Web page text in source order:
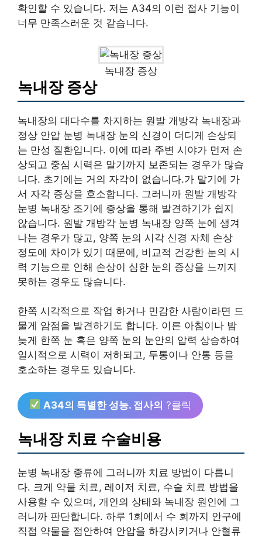
확인할 수 있습니다. 저는 A34의 이런 접사 기능이
너무 만족스러운 것 같습니다.
녹내장 증상
녹내장 증상
녹내장의 대다수를 차지하는 원발 개방각 녹내장과
정상 안압 눈병 녹내장 눈의 신경이 더디게 손상되
는 만성 질환입니다. 이에 따라 주변 시야가 먼저 손
상되고 중심 시력은 말기까지 보존되는 경우가 많습
니다. 초기에는 거의 자각이 없습니다.가 말기에 가
서 자각 증상을 호소합니다. 그러니까 원발 개방각
눈병 녹내장 조기에 증상을 통해 발견하기가 쉽지
않습니다. 원발 개방각 눈병 녹내장 양쪽 눈에 생겨
나는 경우가 많고, 양쪽 눈의 시각 신경 자체 손상
정도에 차이가 있기 때문에, 비교적 건강한 눈의 시
력 기능으로 인해 손상이 심한 눈의 증상을 느끼지
못하는 경우도 많습니다.
한쪽 시각적으로 작업 하거나 민감한 사람이라면 드
물게 암점을 발견하기도 합니다. 이른 아침이나 밤
늦게 한쪽 눈 혹은 양쪽 눈의 눈안의 압력 상승하여
일시적으로 시력이 저하되고, 두통이나 안통 등을
호소하는 경우도 있습니다.
A34의 특별한 성능. 접사의 ?클릭
녹내장 치료 수술비용
눈병 녹내장 종류에 그러니까 치료 방법이 다릅니
다. 크게 약물 치료, 레이저 치료, 수술 치료 방법을
사용할 수 있으며, 개인의 상태와 녹내장 원인에 그
러니까 판단합니다. 하루 1회에서 수 회까지 안구에
직접 약물을 점안하여 안압을 하강시키거나 안혈류